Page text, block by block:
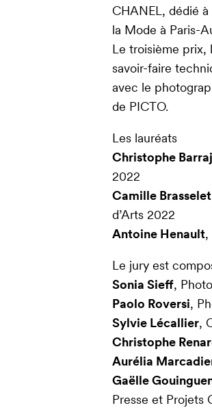
CHANEL, dédié
la Mode à Paris-
Le troisième prix,
savoir-faire
avec le
de PICTO.
Les lauréats
Christophe
2022
Camille Brasselet
d’Arts 2022
Antoine Henault,
Le jury est
Sonia Sieff,
Paolo Roversi,
Sylvie Lécallier,
Christophe
Aurélia
Gaelle
Presse et Projets